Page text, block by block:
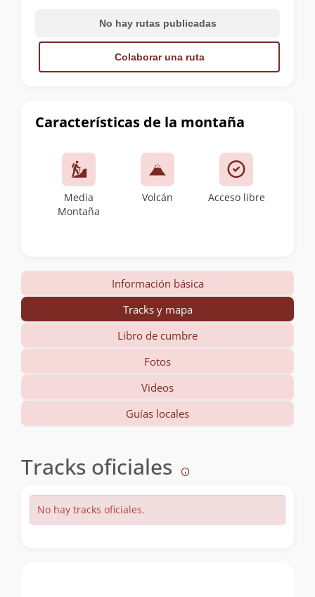
Características de la montaña
Media
Montaña
Volcán Acceso libre
No hay rutas publicadas
Colaborar una ruta
Información básica
Tracks y mapa
Libro de cumbre
Fotos
Videos
Guías locales
Tracks oficiales
No hay tracks oficiales.